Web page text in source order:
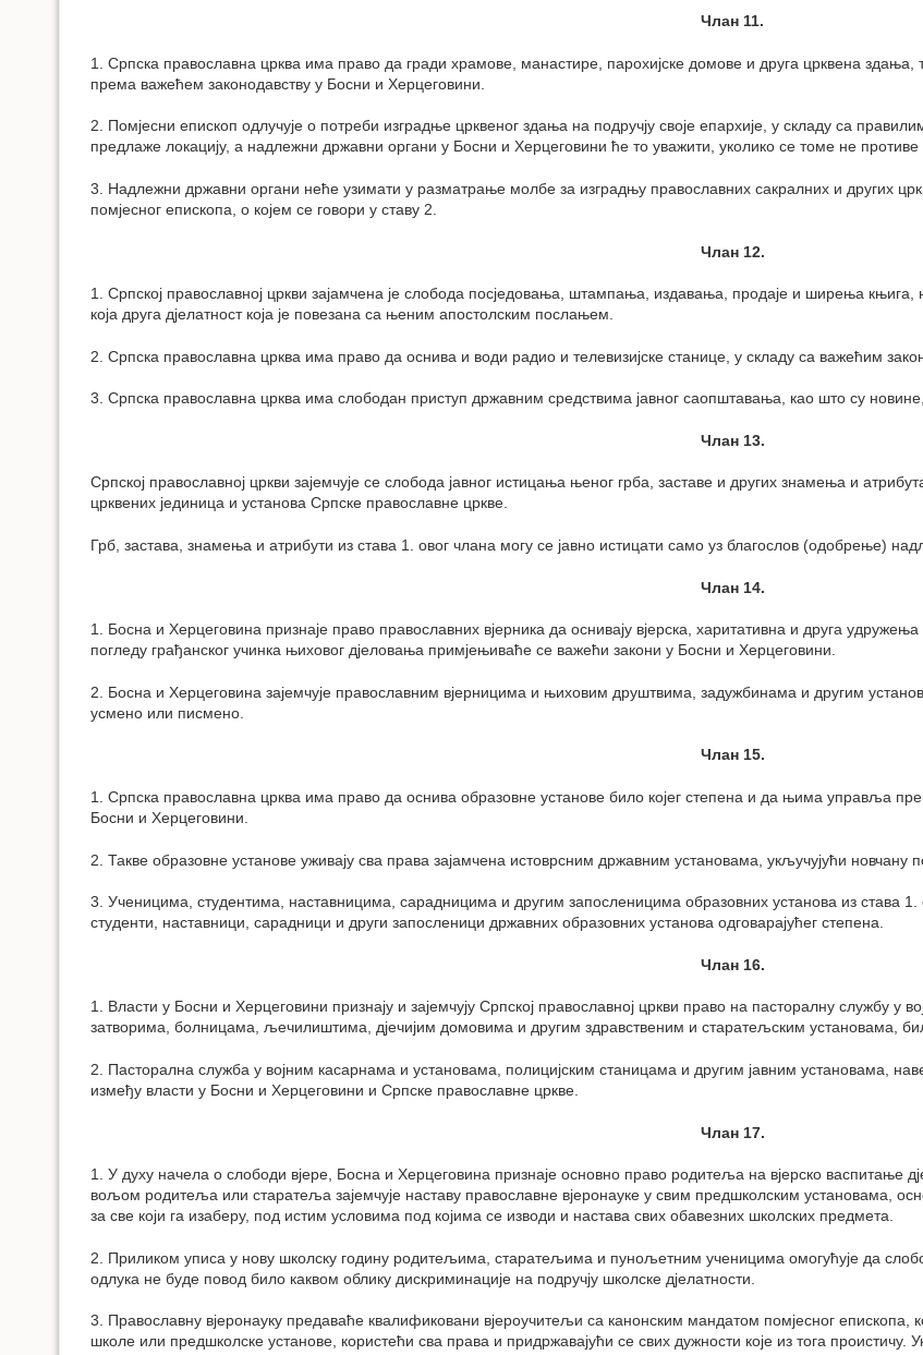
Члан 11.
1. Српска православна црква има право да гради храмове, манастире, парохијске домове и друга црквена здања,
према важећем законодавству у Босни и Херцеговини.
2. Помјесни епископ одлучује о потреби изградње црквеног здања на подручју своје епархије, у складу са
предлаже локацију, а надлежни државни органи у Босни и Херцеговини ће то уважити, уколико се томе не противе
3. Надлежни државни органи неће узимати у разматрање молбе за изградњу православних сакралних и других
помјесног епископа, о којем се говори у ставу 2.
Члан 12.
1. Српској православној цркви зајамчена је слобода посједовања, штампања, издавања, продаје и ширења књига,
која друга дјелатност која је повезана са њеним апостолским послањем.
2. Српска православна црква има право да оснива и води радио и телевизијске станице, у складу са важећим
3. Српска православна црква има слободан приступ државним средствима јавног саопштавања, као што су
Члан 13.
Српској православној цркви зајемчује се слобода јавног истицања њеног грба, заставе и других знамења и
црквених јединица и установа Српске православне цркве.
Грб, застава, знамења и атрибути из става 1. овог члана могу се јавно истицати само уз благослов (одобрење)
Члан 14.
1. Босна и Херцеговина признаје право православних вјерника да оснивају вјерска, харитативна и друга
погледу грађанског учинка њиховог дјеловања примјењиваће се важећи закони у Босни и Херцеговини.
2. Босна и Херцеговина зајемчује православним вјерницима и њиховим друштвима, задужбинама и другим
усмено или писмено.
Члан 15.
1. Српска православна црква има право да оснива образовне установе било којег степена и да њима управља
Босни и Херцеговини.
2. Такве образовне установе уживају сва права зајамчена истоврсним државним установама, укључујући новчану
3. Ученицима, студентима, наставницима, сарадницима и другим запосленицима образовних установа из става 1.
студенти, наставници, сарадници и други запосленици државних образовних установа одговарајућег степена.
Члан 16.
1. Власти у Босни и Херцеговини признају и зајемчују Српској православној цркви право на пасторалну службу у
затворима, болницама, љечилиштима, дјечијим домовима и другим здравственим и старатељским установама,
2. Пасторална служба у војним касарнама и установама, полицијским станицама и другим јавним установама,
између власти у Босни и Херцеговини и Српске православне цркве.
Члан 17.
1. У духу начела о слободи вјере, Босна и Херцеговина признаје основно право родитеља на вјерско васпитање
вољом родитеља или старатеља зајемчује наставу православне вјеронауке у свим предшколским установама,
за све који га изаберу, под истим условима под којима се изводи и настава свих обавезних школских предмета.
2. Приликом уписа у нову школску годину родитељима, старатељима и пунољетним ученицима омогућује да
одлука не буде повод било каквом облику дискриминације на подручју школске дјелатности.
3. Православну вјеронауку предаваће квалификовани вјероучитељи са канонским мандатом помјесног епископа,
школе или предшколске установе, користећи сва права и придржавајући се свих дужности које из тога проистичу.